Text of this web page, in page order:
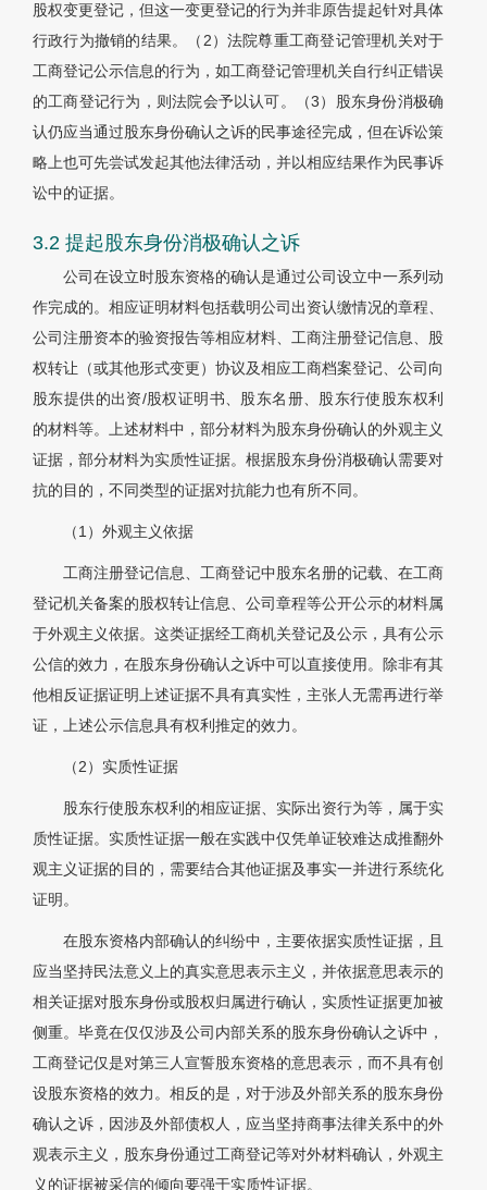
股权变更登记，但这一变更登记的行为并非原告提起针对具体
行政行为撤销的结果。（2）法院尊重工商登记管理机关对于
工商登记公示信息的行为，如工商登记管理机关自行纠正错误
的工商登记行为，则法院会予以认可。（3）股东身份消极确
认仍应当通过股东身份确认之诉的民事途径完成，但在诉讼策
略上也可先尝试发起其他法律活动，并以相应结果作为民事诉
讼中的证据。
3.2 提起股东身份消极确认之诉
公司在设立时股东资格的确认是通过公司设立中一系列动
作完成的。相应证明材料包括载明公司出资认缴情况的章程、
公司注册资本的验资报告等相应材料、工商注册登记信息、股
权转让（或其他形式变更）协议及相应工商档案登记、公司向
股东提供的出资/股权证明书、股东名册、股东行使股东权利
的材料等。上述材料中，部分材料为股东身份确认的外观主义
证据，部分材料为实质性证据。根据股东身份消极确认需要对
抗的目的，不同类型的证据对抗能力也有所不同。
（1）外观主义依据
工商注册登记信息、工商登记中股东名册的记载、在工商
登记机关备案的股权转让信息、公司章程等公开公示的材料属
于外观主义依据。这类证据经工商机关登记及公示，具有公示
公信的效力，在股东身份确认之诉中可以直接使用。除非有其
他相反证据证明上述证据不具有真实性，主张人无需再进行举
证，上述公示信息具有权利推定的效力。
（2）实质性证据
股东行使股东权利的相应证据、实际出资行为等，属于实
质性证据。实质性证据一般在实践中仅凭单证较难达成推翻外
观主义证据的目的，需要结合其他证据及事实一并进行系统化
证明。
在股东资格内部确认的纠纷中，主要依据实质性证据，且
应当坚持民法意义上的真实意思表示主义，并依据意思表示的
相关证据对股东身份或股权归属进行确认，实质性证据更加被
侧重。毕竟在仅仅涉及公司内部关系的股东身份确认之诉中，
工商登记仅是对第三人宣誓股东资格的意思表示，而不具有创
设股东资格的效力。相反的是，对于涉及外部关系的股东身份
确认之诉，因涉及外部债权人，应当坚持商事法律关系中的外
观表示主义，股东身份通过工商登记等对外材料确认，外观主
义的证据被采信的倾向要强于实质性证据。